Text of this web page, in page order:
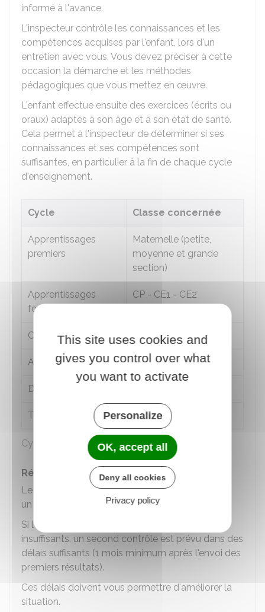
informé à l'avance.
L'inspecteur contrôle les connaissances et les
compétences acquises par l'enfant, lors d'un
entretien avec vous. Vous devez préciser à cette
occasion la démarche et les méthodes
pédagogiques que vous mettez en œuvre.
L'enfant effectue ensuite des exercices (écrits ou
oraux) adaptés à son âge et à son état de santé.
Cela permet à l'inspecteur de déterminer si ses
connaissances et ses compétences sont
suffisantes, en particulier à la fin de chaque cycle
d'enseignement.
Cycles d'enseignement de la scolarité
Cycle Classe concernée
Apprentissages
premiers
Maternelle (petite,
moyenne et grande
section)
Apprentissages
fondamentaux
CP - CE1 - CE2
Consolidation CM1 - CM2 - 6
Approfondissements 5e- 4e- 3e
Détermination
Terminal 1re- Terminale
Résultats
Le bilan du contrôle vous est communiqué dans
un délai maximum de 3 mois.
Si l'inspecteur juge les résultats du contrôle
insuffisants, un second contrôle est prévu dans des
délais suffisants (1 mois minimum après l'envoi des
premiers résultats).
Ces délais doivent vous permettre d'améliorer la
situation.
This site uses cookies and
gives you control over what
you want to activate
Personalize
OK, accept all
Deny all cookies
Privacy policy